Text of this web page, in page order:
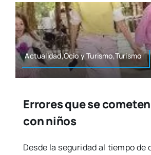
Actualidad,Ocio y Turismo,Turismo
Errores que se
con niños
Des­de la segu­ri­dad al tiem­po de